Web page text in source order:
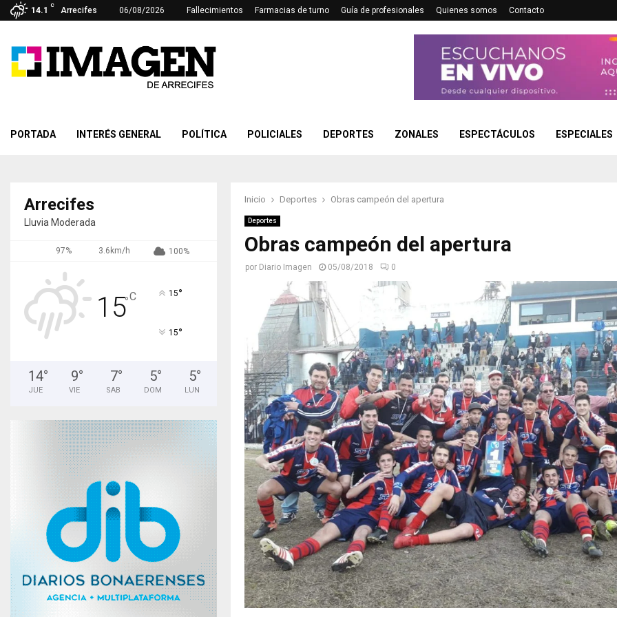
14.1
C
Arrecifes 06/08/2026 Fallecimientos Farmacias de turno Guía de profesionales Quienes somos Contacto
PORTADA INTERÉS GENERAL POLÍTICA POLICIALES DEPORTES ZONALES ESPECTÁCULOS ESPECIALES
Inicio Deportes Obras campeón del apertura
Deportes
Obras campeón del apertura
por Diario Imagen 05/08/2018 0
Arrecifes
Lluvia Moderada
97% 3.6km/h 100%
15°C 15°
15°
14°
JUE
9°
VIE
7°
SAB
5°
DOM
5°
LUN